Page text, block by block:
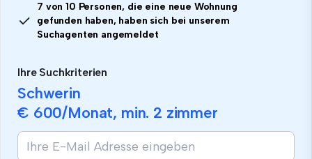
7 von 10 Personen, die eine neue Wohnung
gefunden haben, haben sich bei unserem
Suchagenten angemeldet
Ihre Suchkriterien
Schwerin
€ 600/Monat, min. 2 zimmer
Wenn
Sie